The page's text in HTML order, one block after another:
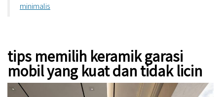
minimalis
tips memilih keramik garasi
mobil yang kuat dan tidak licin